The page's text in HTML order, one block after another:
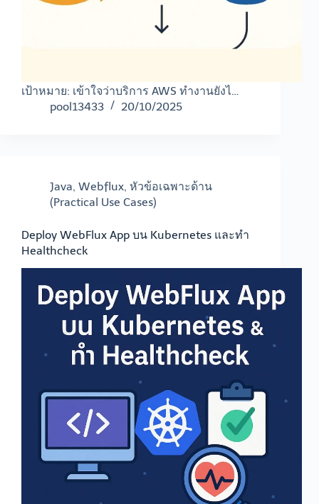
เป้าหมาย: เข้าใจว่าบริการ AWS ทำงานยังไ…
pool13433
20/10/2025
Java, Webflux, หัวข้อเฉพาะด้าน
(Practical Use Cases)
Deploy WebFlux App บน Kubernetes และทำ
Healthcheck